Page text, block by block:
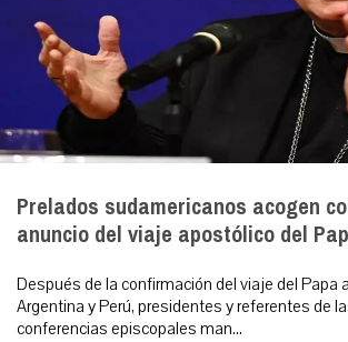
Prelados sudamericanos acogen
anuncio del viaje apostólico del
Después de la confirmación del viaje del Papa
Argentina y Perú, presidentes y referentes de
conferencias episcopales man...